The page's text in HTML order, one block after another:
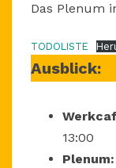
Das Plenum
TODOLISTE
Ausblick:
13:00
Plenum: